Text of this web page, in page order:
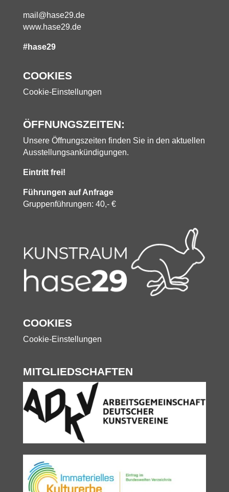
mail@hase29.de
www.hase29.de
#hase29
COOKIES
Cookie-Einstellungen
ÖFFNUNGSZEITEN:
Unsere Öffnungszeiten finden Sie in den aktuellen
Ausstellungsankündigungen.
Eintritt frei!
Führungen auf Anfrage
Gruppenführungen: 40,- €
COOKIES
Cookie-Einstellungen
MITGLIEDSCHAFTEN